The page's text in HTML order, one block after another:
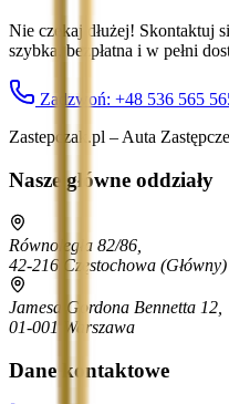
Nie czekaj dłużej! Skontaktuj
szybka, bezpłatna i w pełni
Zadzwoń: +48 536 565
Zastepczak.pl – Auta
Nasze główne oddziały
Równoległa 82/86,
42-216 Częstochowa (Główny)
Jamesa Gordona Bennetta 12,
01-001 Warszawa
Dane kontaktowe